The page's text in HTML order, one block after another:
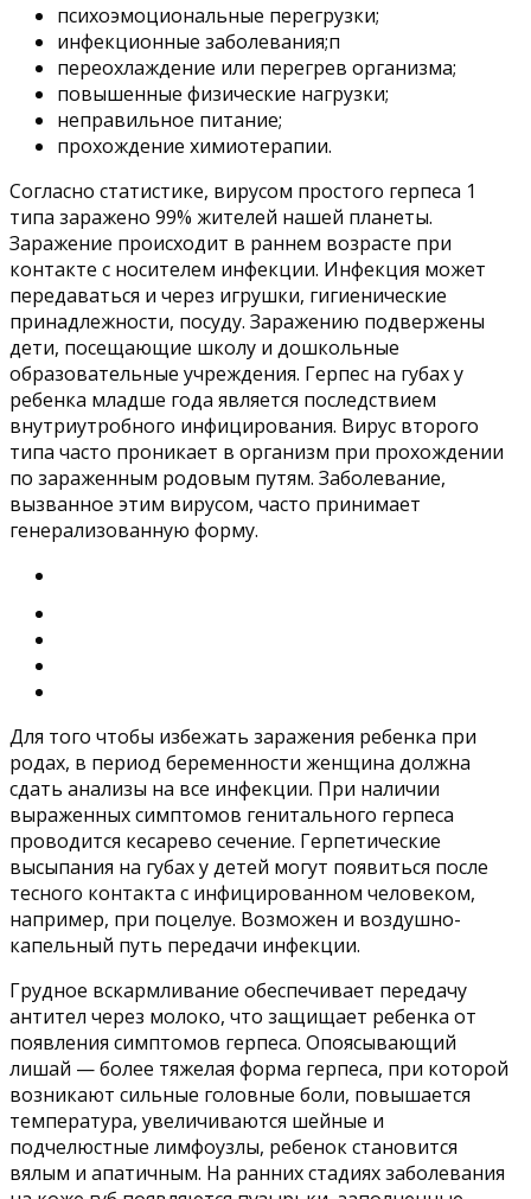
психоэмоциональные перегрузки;
инфекционные заболевания;п
переохлаждение или перегрев организма;
повышенные физические нагрузки;
неправильное питание;
прохождение химиотерапии.
Согласно статистике, вирусом простого герпеса 1
типа заражено 99% жителей нашей планеты.
Заражение происходит в раннем возрасте при
контакте с носителем инфекции. Инфекция может
передаваться и через игрушки, гигиенические
принадлежности, посуду. Заражению подвержены
дети, посещающие школу и дошкольные
образовательные учреждения. Герпес на губах у
ребенка младше года является последствием
внутриутробного инфицирования. Вирус второго
типа часто проникает в организм при прохождении
по зараженным родовым путям. Заболевание,
вызванное этим вирусом, часто принимает
генерализованную форму.
Для того чтобы избежать заражения ребенка при
родах, в период беременности женщина должна
сдать анализы на все инфекции. При наличии
выраженных симптомов генитального герпеса
проводится кесарево сечение. Герпетические
высыпания на губах у детей могут появиться после
тесного контакта с инфицированном человеком,
например, при поцелуе. Возможен и воздушно-
капельный путь передачи инфекции.
Грудное вскармливание обеспечивает передачу
антител через молоко, что защищает ребенка от
появления симптомов герпеса. Опоясывающий
лишай — более тяжелая форма герпеса, при которой
возникают сильные головные боли, повышается
температура, увеличиваются шейные и
подчелюстные лимфоузлы, ребенок становится
вялым и апатичным. На ранних стадиях заболевания